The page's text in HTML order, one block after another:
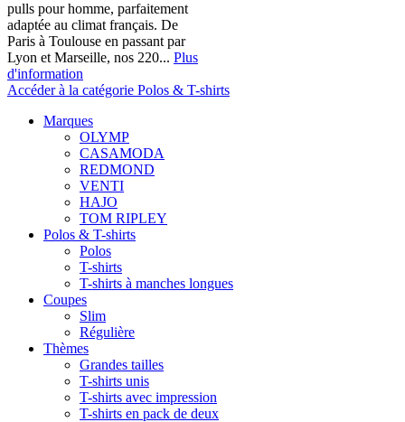
pulls pour homme, parfaitement
adaptée au climat français. De
Paris à Toulouse en passant par
Lyon et Marseille, nos 220... Plus
d'information
Accéder à la catégorie Polos & T-shirts
Marques
OLYMP
CASAMODA
REDMOND
VENTI
HAJO
TOM RIPLEY
Polos & T-shirts
Polos
T-shirts
T-shirts à manches longues
Coupes
Slim
Régulière
Thèmes
Grandes tailles
T-shirts unis
T-shirts avec impression
T-shirts en pack de deux